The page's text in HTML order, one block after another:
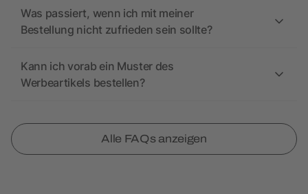
Was passiert, wenn ich mit meiner
Bestellung nicht zufrieden sein sollte?
Kann ich vorab ein Muster des
Werbeartikels bestellen?
Alle FAQs anzeigen